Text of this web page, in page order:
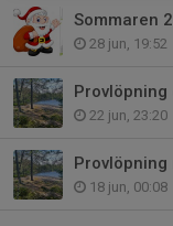
Sommaren
28 jun, 19:52
22 jun, 23:20
Provlöpning
18 jun, 00:08